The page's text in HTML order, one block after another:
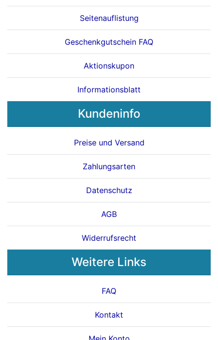
Seitenauflistung
Geschenkgutschein FAQ
Aktionskupon
Informationsblatt
Kundeninfo
Preise und Versand
Zahlungsarten
Datenschutz
AGB
Widerrufsrecht
Weitere Links
FAQ
Kontakt